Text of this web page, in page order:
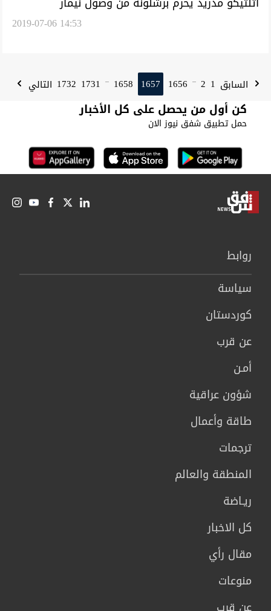
2019-07-06 14:53
السابق 1
2
...
1656
1657
1658
...
1731
1732 التالي
كن أول من يحصل على كل الأخبار
حمل تطبيق شفق نيوز الان
روابط
سیاسة
كوردستان
عن قرب
أمـن
شؤون عراقية
طاقة وأعمال
ترجمات
المنطقة والعالم
ريـاضة
كل الاخبار
مقال رأي
منوعات